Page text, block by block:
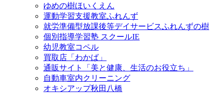
ゆめの樹ほいくえん
運動学習支援教室ふれんず
就労準備型放課後等デイサービスふれんずの樹
個別指導学習塾 スクールIE
幼児教室コペル
買取店「わかば」
通販サイト「美と健康、生活のお役立ち」
自動車室内クリーニング
オキシアップ秋田八橋